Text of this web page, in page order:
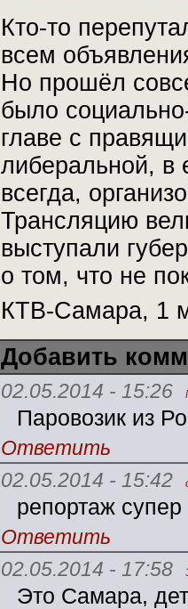
Кто-то
всем
Но прошёл
было
главе с
либеральной, в
всегда,
Трансляцию
выступали
о том, что не
КТВ-Самара, 1
Добавить
02.05.2014 - 15:26
Паровозик из
Ответить
02.05.2014 - 15:42
репортаж
Ответить
02.05.2014 - 17:58
Это Самара,